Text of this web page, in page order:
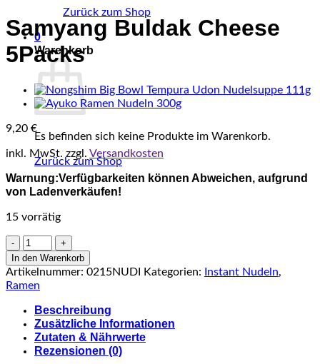
Zurück zum Shop
0
Warenkorb
Es befinden sich keine Produkte im Warenkorb.
Zurück zum Shop
Samyang Buldak Cheese
5Packs
9,20 €
inkl. MwSt. zzgl. Versandkosten
Warnung:Verfügbarkeiten können Abweichen, aufgrund
von Ladenverkäufen!
15 vorrätig
Samyang
Buldak
Cheese
5Packs
In den Warenkorb
Artikelnummer: 0215NUDI Kategorien: Instant Nudeln,
Ramen
Beschreibung
Zusätzliche Informationen
Zutaten & Nährwerte
Rezensionen (0)